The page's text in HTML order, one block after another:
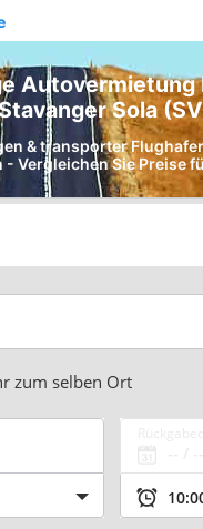
Autovermietung
Sola
& transporter
- Vergleichen Sie Preise
zum selben Ort